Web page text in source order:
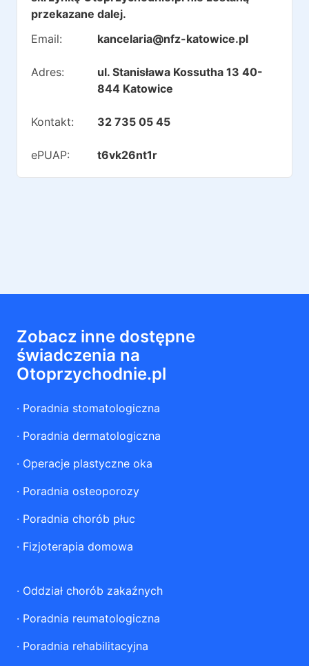
przekazane dalej.
Email:
kancelaria@nfz-katowice.pl
Adres:
ul. Stanisława Kossutha 13 40-
844 Katowice
Kontakt: 32 735 05 45
ePUAP: t6vk26nt1r
Zobacz inne dostępne
świadczenia na
Otoprzychodnie.pl
· Poradnia stomatologiczna
· Poradnia dermatologiczna
· Operacje plastyczne oka
· Poradnia osteoporozy
· Poradnia chorób płuc
· Fizjoterapia domowa
· Oddział chorób zakaźnych
· Poradnia reumatologiczna
· Poradnia rehabilitacyjna